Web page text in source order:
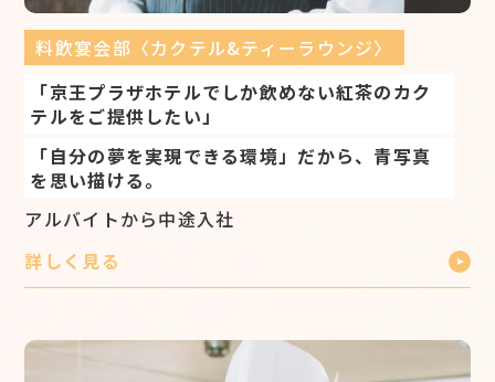
料飲宴会部〈カクテル&ティーラウンジ〉
「京王プラザホテルでしか飲めない紅茶のカク
テルをご提供したい」
「自分の夢を実現できる環境」だから、青写真
を思い描ける。
アルバイトから中途入社
詳しく見る